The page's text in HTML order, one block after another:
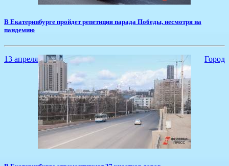
В Екатеринбурге пройдет репетиция парада Победы, несмотря на
пандемию
13 апреля Город